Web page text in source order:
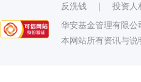
反洗钱 ｜ 投资人
华安基金管理有限公
本网站所有资讯与